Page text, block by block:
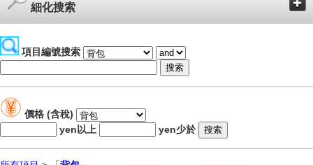
細化搜索
項目編號搜索
價格 (含稅)
yen以上
yen少於